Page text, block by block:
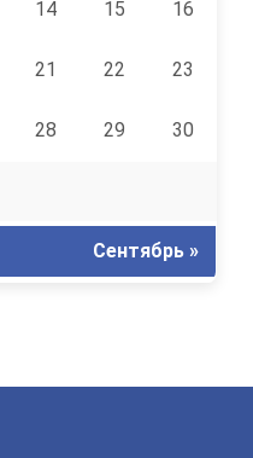
14 15 16
21 22 23
28 29 30
Сентябрь »